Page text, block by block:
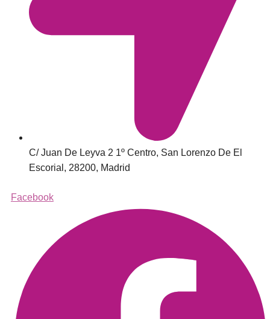
C/ Juan De Leyva 2 1º Centro, San Lorenzo De El
Escorial, 28200, Madrid
Facebook